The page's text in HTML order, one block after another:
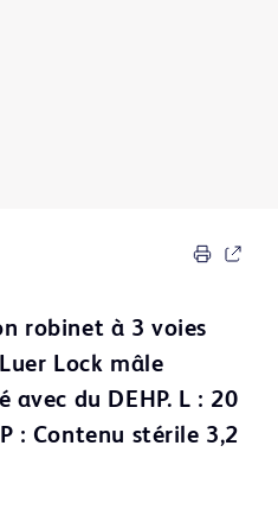
robinet à 3 voies
Lock mâle
du DEHP. L : 20
: Contenu stérile 3,2